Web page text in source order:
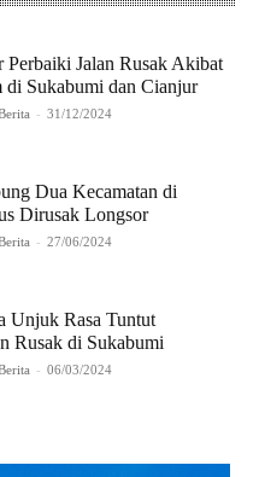
Perbaiki Jalan Rusak Akibat
di Sukabumi dan Cianjur
- 31/12/2024
Dua Kecamatan di
Dirusak Longsor
- 27/06/2024
Unjuk Rasa Tuntut
Rusak di Sukabumi
- 06/03/2024